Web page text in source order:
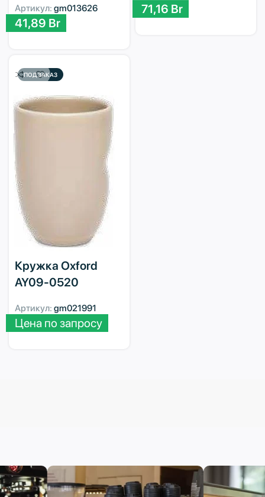
Артикул: gm013626
41,89 Br
71,16 Br
ПОД ЗАКАЗ
Кружка Oxford
AY09-0520
Артикул: gm021991
Цена по запросу